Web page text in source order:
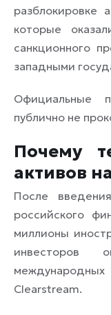
разблокировке
которые
санкционного
западными
Официальные
публично не
Почему
активов
После
российского
миллионы
инвесторов
Clearstream.